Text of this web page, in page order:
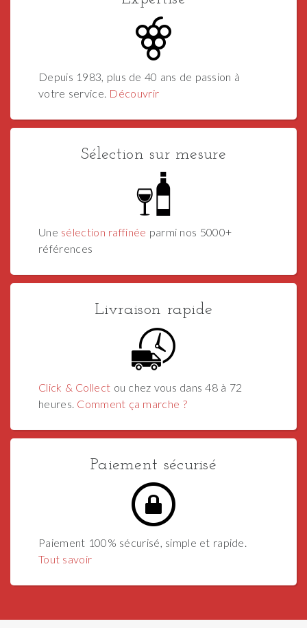
Depuis 1983, plus de 40 ans de passion à
votre service. Découvrir
Sélection sur mesure
Une sélection raffinée parmi nos 5000+
références
Livraison rapide
Click & Collect ou chez vous dans 48 à 72
heures. Comment ça marche ?
Paiement sécurisé
Paiement 100% sécurisé, simple et rapide.
Tout savoir